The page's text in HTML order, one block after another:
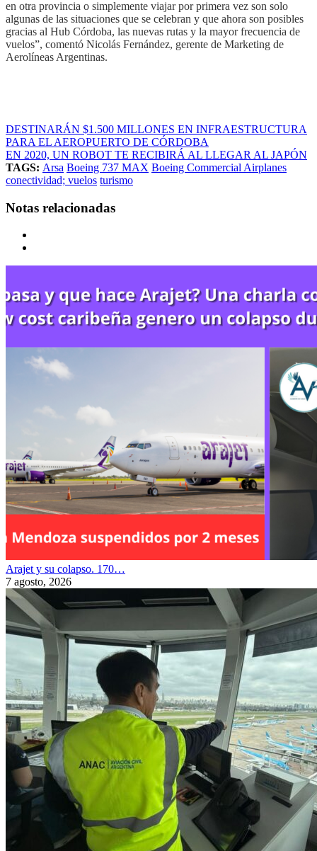
en otra provincia o simplemente viajar por primera vez son solo
algunas de las situaciones que se celebran y que ahora son posibles
gracias al Hub Córdoba, las nuevas rutas y la mayor frecuencia de
vuelos”, comentó Nicolás Fernández, gerente de Marketing de
Aerolíneas Argentinas.
DESTINARÁN $1.500 MILLONES EN INFRAESTRUCTURA
PARA EL AEROPUERTO DE CÓRDOBA
EN 2020, UN ROBOT TE RECIBIRÁ AL LLEGAR AL JAPÓN
TAGS: Arsa Boeing 737 MAX Boeing Commercial Airplanes
conectividad; vuelos turismo
Notas relacionadas
Arajet y su colapso. 170…
7 agosto, 2026